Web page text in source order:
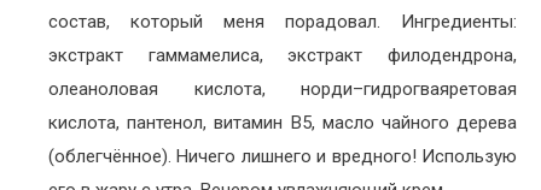
состав, который меня порадовал. Ингредиенты:
экстракт гаммамелиса, экстракт филодендрона,
олеаноловая кислота, норди–гидрогваяретовая
кислота, пантенол, витамин В5, масло чайного дерева
(облегчённое). Ничего лишнего и вредного! Использую